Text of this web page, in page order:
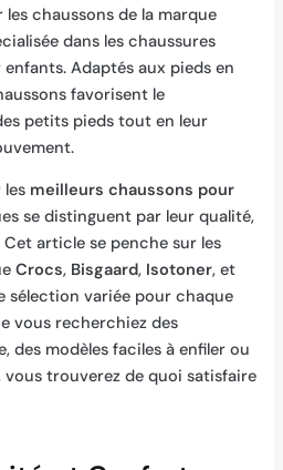
les chaussons de la marque
dans les chaussures
Adaptés aux pieds en
favorisent le
petits pieds tout en leur
les meilleurs chaussons pour
se distinguent par leur qualité,
article se penche sur les
Crocs, Bisgaard, Isotoner, et
sélection variée pour chaque
vous recherchiez des
des modèles faciles à enfiler ou
trouverez de quoi satisfaire